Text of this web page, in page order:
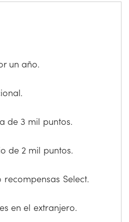
un año.
de 3 mil puntos.
de 2 mil puntos.
Select.
en el extranjero.